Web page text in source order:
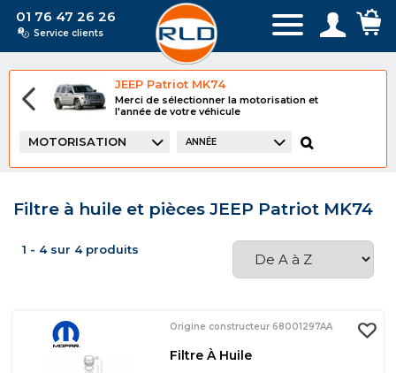
01 76 47 26 26
Service clients
JEEP Patriot MK74
Merci de sélectionner la motorisation et
l'année de votre véhicule
MOTORISATION ANNÉE
Filtre à huile et pièces JEEP Patriot MK74
1 - 4 sur 4 produits
Origine constructeur 68001297AA
Filtre À Huile